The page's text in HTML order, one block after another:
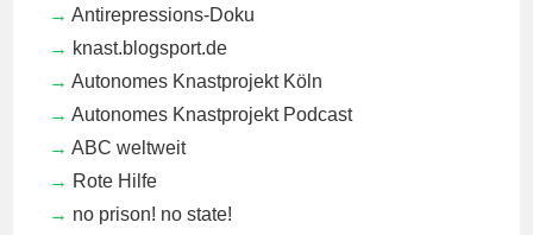
Antirepressions-Doku
knast.blogsport.de
Autonomes Knastprojekt Köln
Autonomes Knastprojekt Podcast
ABC weltweit
Rote Hilfe
no prison! no state!